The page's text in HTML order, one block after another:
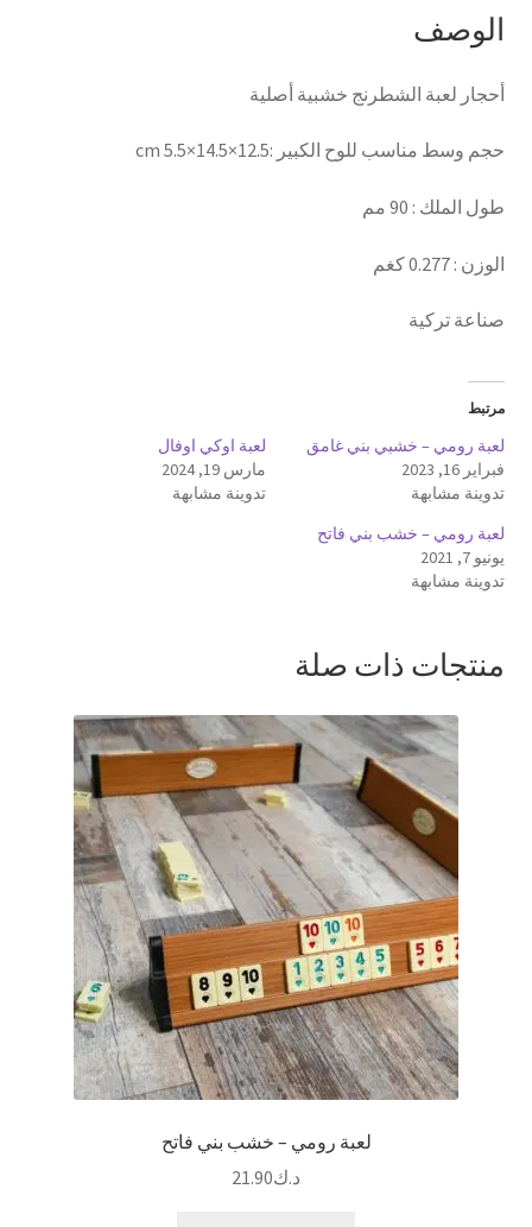
الوصف
أحجار لعبة الشطرنج خشبية أصلية
حجم وسط مناسب للوح الكبير :12.5×14.5×5.5 cm
طول الملك : 90 مم
الوزن : 0.277 كغم
صناعة تركية
مرتبط
لعبة رومي – خشبي بني غامق
فبراير 16, 2023
تدوينة مشابهة
لعبة اوكي اوفال
مارس 19, 2024
تدوينة مشابهة
لعبة رومي – خشب بني فاتح
يونيو 7, 2021
تدوينة مشابهة
منتجات ذات صلة
لعبة رومي – خشب بني فاتح
د.ك21.90